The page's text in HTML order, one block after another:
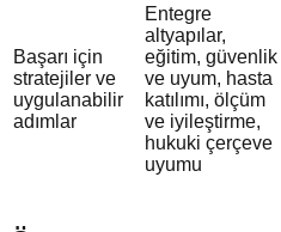
Başarı için
stratejiler ve
uygulanabilir
adımlar
Entegre
altyapılar,
eğitim, güvenlik
ve uyum, hasta
katılımı, ölçüm
ve iyileştirme,
hukuki çerçeve
uyumu